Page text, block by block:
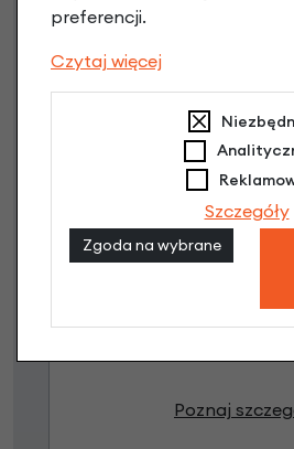
Raty
3 miesiące nie
Poznaj
preferencji.
Czytaj więcej
Szczegóły
Zgoda na wybrane